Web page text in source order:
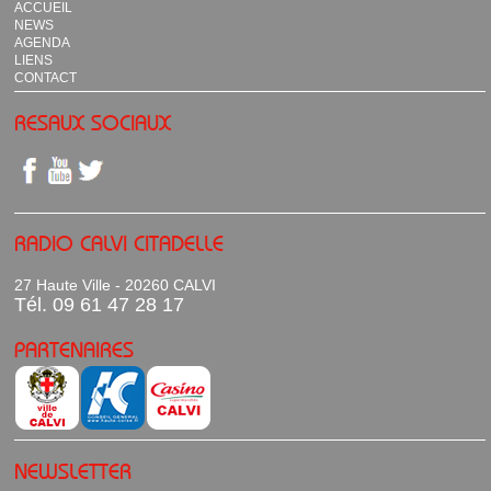
ACCUEIL
NEWS
AGENDA
LIENS
CONTACT
RESAUX SOCIAUX
RADIO CALVI CITADELLE
27 Haute Ville - 20260 CALVI
Tél. 09 61 47 28 17
PARTENAIRES
NEWSLETTER